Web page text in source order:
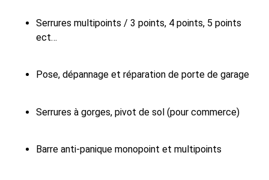
Serrures multipoints / 3 points, 4 points, 5 points
ect…
Pose, dépannage et réparation de porte de garage
Serrures à gorges, pivot de sol (pour commerce)
Barre anti-panique monopoint et multipoints